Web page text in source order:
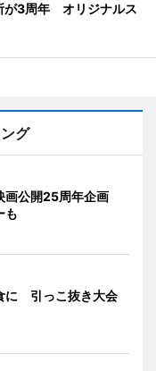
が3周年 オリジナルス
グ
画公開25周年企画
も
に 引っこ抜き大会